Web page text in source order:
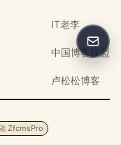
IT老李
中国博客联盟
卢松松博客
ZfcmsPro
反馈